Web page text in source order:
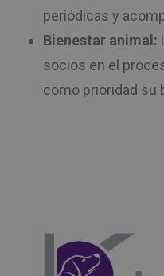
periódicas y
Bienestar animal:
socios en el
como prioridad su